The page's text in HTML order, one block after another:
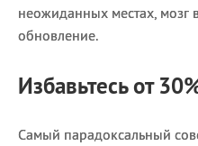
неожиданных местах, мозг
обновление.
Избавьтесь от
Самый парадоксальный